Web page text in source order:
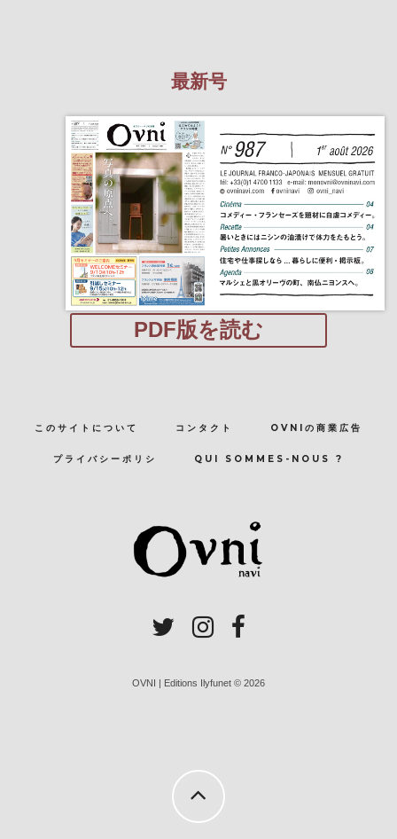
最新号
PDF版を読む
このサイトについて コンタクト OVNIの商業広告
プライバシーポリシ QUI SOMMES-NOUS ?
OVNI | Editions Ilyfunet © 2026